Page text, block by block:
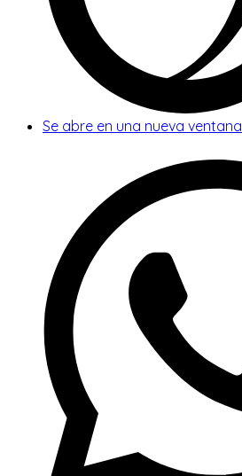
Se abre en una nueva ventana